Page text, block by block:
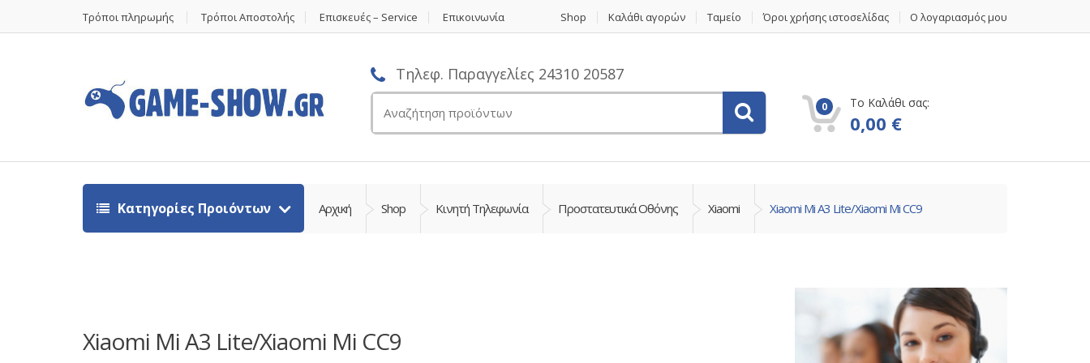
Τρόποι πληρωμής Τρόποι Αποστολής Επισκευές – Service Επικοινωνία Shop Καλάθι αγορών Ταμείο Όροι χρήσης ιστοσελίδας Ο λογαριασμός μου
Τηλεφ. Παραγγελίες 24310 20587
για:
0 Το Καλάθι σας:
0,00 €
Κατηγορίες Προιόντων Αρχική Shop Κινητή Τηλεφωνία Προστατευτικά Οθόνης Xiaomi Xiaomi Mi A3 Lite/Xiaomi Mi CC9
Xiaomi Mi A3 Lite/Xiaomi Mi CC9